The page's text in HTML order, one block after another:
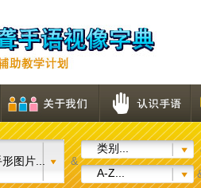
图片... &
类别...
A-Z...